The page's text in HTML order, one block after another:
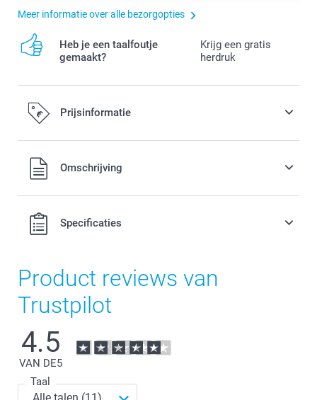
Meer informatie over alle bezorgopties
Heb je een taalfoutje
gemaakt?
Krijg een gratis
herdruk
Prijsinformatie
Alle prijzen zijn in EURO (€) inclusief BTW en exclusief
verzendkosten.Omschrijving
Specificaties
Product reviews van
Trustpilot
4.5
VAN DE5
Taal